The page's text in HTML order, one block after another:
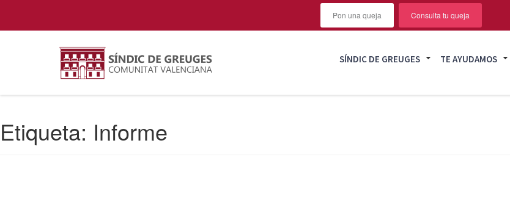
Pon una queja Consulta tu queja
SÍNDIC DE GREUGES TE AYUDAMOS
Etiqueta: Informe